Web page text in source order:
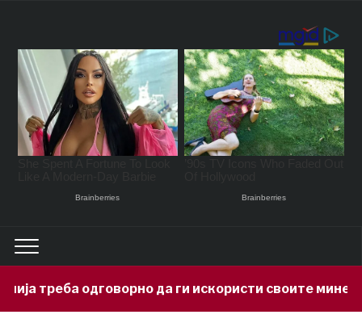
да ги искористи своите минерални богатства